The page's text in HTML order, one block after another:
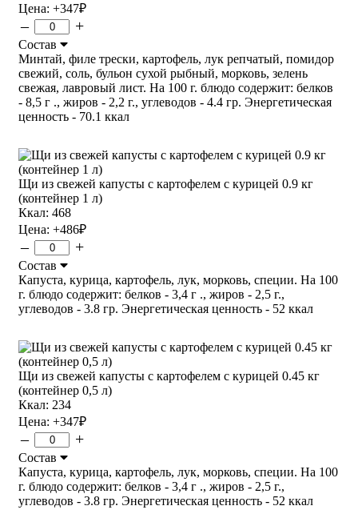
Цена: +347₽
– +
Состав
Минтай, филе трески, картофель, лук репчатый, помидор
свежий, соль, бульон сухой рыбный, морковь, зелень
свежая, лавровый лист. На 100 г. блюдо содержит: белков
- 8,5 г ., жиров - 2,2 г., углеводов - 4.4 гр. Энергетическая
ценность - 70.1 ккал
Щи из свежей капусты с картофелем с курицей 0.9 кг
(контейнер 1 л)
Ккал: 468
Цена: +486₽
– +
Состав
Капуста, курица, картофель, лук, морковь, специи. На 100
г. блюдо содержит: белков - 3,4 г ., жиров - 2,5 г.,
углеводов - 3.8 гр. Энергетическая ценность - 52 ккал
Щи из свежей капусты с картофелем с курицей 0.45 кг
(контейнер 0,5 л)
Ккал: 234
Цена: +347₽
– +
Состав
Капуста, курица, картофель, лук, морковь, специи. На 100
г. блюдо содержит: белков - 3,4 г ., жиров - 2,5 г.,
углеводов - 3.8 гр. Энергетическая ценность - 52 ккал